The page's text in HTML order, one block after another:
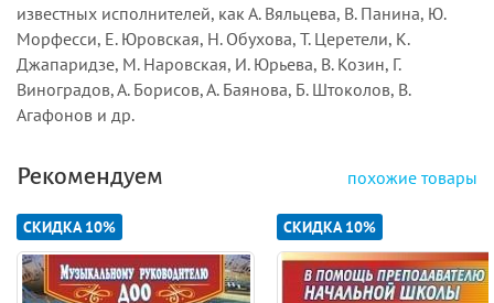
известных исполнителей, как А. Вяльцева, В. Панина, Ю.
Морфесси, Е. Юровская, Н. Обухова, Т. Церетели, К.
Джапаридзе, М. Наровская, И. Юрьева, В. Козин, Г.
Виноградов, А. Борисов, А. Баянова, Б. Штоколов, В.
Агафонов и др.
Рекомендуем похожие товары
СКИДКА 10% СКИДКА 10%